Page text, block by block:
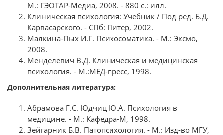
М.: ГЭОТАР-Медиа, 2008. - 880 с.: илл.
Клиническая психология: Учебник / Под ред. Б.Д.
Карвасарского. - СПб: Питер, 2002.
Малкина-Пых И.Г. Психосоматика. - М.: Эксмо,
2008.
Менделевич В.Д. Клиническая и медицинская
психология. - М.:МЕД-пресс, 1998.
Дополнительная литература:
Абрамова Г.С. Юдчиц Ю.А. Психология в
медицине. - М.: Кафедра-М, 1998.
Зейгарник Б.В. Патопсихология. - М.: Изд-во МГУ,